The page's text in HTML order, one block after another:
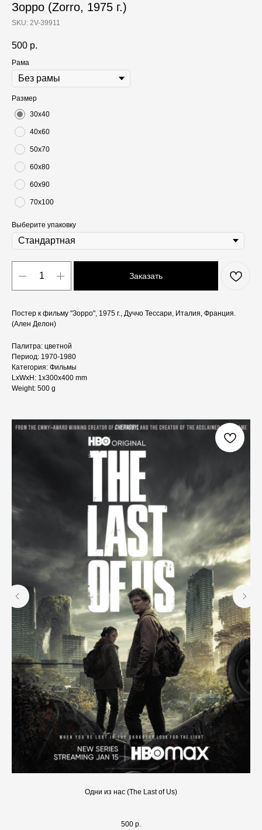
Зорро (Zorro, 1975 г.)
SKU: 2V-39911
500 р.
Рама
Размер
30х40
40х60
50х70
60х80
60х90
70х100
Выберите упаковку
Заказать
Постер к фильму "Зорро", 1975 г., Дуччо Тессари, Италия, Франция.
(Ален Делон)
Палитра: цветной
Период: 1970-1980
Категория: Фильмы
LxWxH: 1x300x400 mm
Weight: 500 g
Одни из нас (The Last of Us)
500 р.